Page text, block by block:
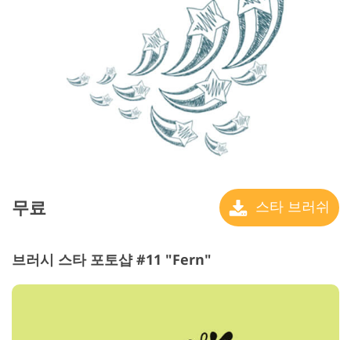
무료 스타 브러쉬
브러시 스타 포토샵 #11 "Fern"